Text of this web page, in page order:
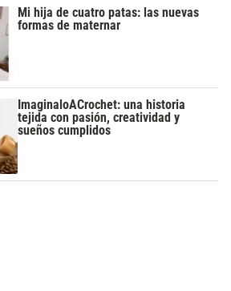
Mi hija de cuatro patas: las nuevas
formas de maternar
ImaginaloACrochet: una historia
tejida con pasión, creatividad y
sueños cumplidos